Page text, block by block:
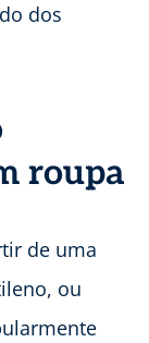
dos
roupa
de uma
ou